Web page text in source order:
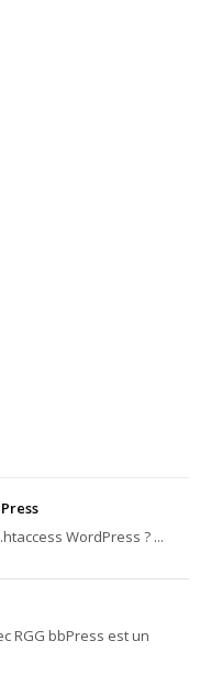
WordPress ? ...
RGG bbPress est un